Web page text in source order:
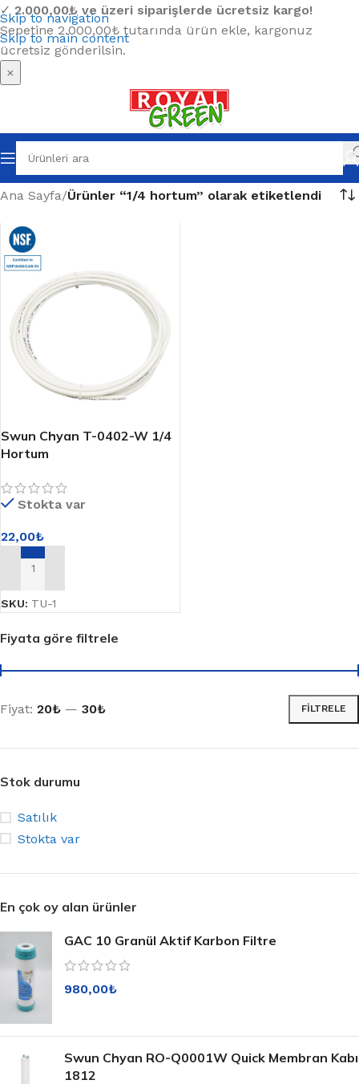
Skip to navigation
Skip to main content
✓ 2.000,00₺ ve üzeri siparişlerde ücretsiz kargo!
Sepetine 2.000,00₺ tutarında ürün ekle, kargonuz
ücretsiz gönderilsin.
×
Fiyata göre filtrele
FILTRELE
Fiyat: 20₺ — 30₺
Stok durumu
Satılık
Stokta var
En çok oy alan ürünler
GAC 10 Granül Aktif Karbon Filtre
980,00₺
Swun Chyan RO-Q0001W Quick Membran Kabı
1812
Ana Sayfa/Ürünler “1/4 hortum” olarak etiketlendi
Swun Chyan T-0402-W 1/4
Hortum
Stokta var
22,00₺
SEPETE EKLE
SKU: TU-1